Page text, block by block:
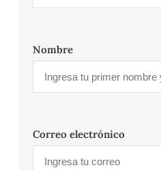
Nombre
Correo electrónico